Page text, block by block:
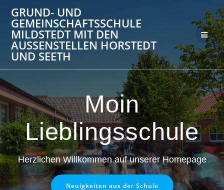
springen
GRUND- UND
GEMEINSCHAFTSSCHULE
MILDSTEDT MIT DEN
AUSSENSTELLEN HORSTEDT U
ND SEETH
Moin
Lieblingsschule
Herzlichen Willkommen auf unserer Homepage
Neuigkeiten aus der Schule